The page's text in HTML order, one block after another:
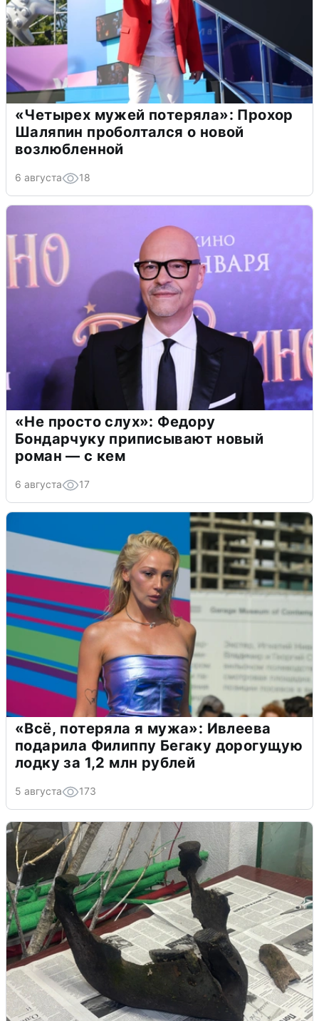
«Четырех мужей потеряла»: Прохор
Шаляпин проболтался о новой
возлюбленной
6 августа 18
«Не просто слух»: Федору
Бондарчуку приписывают новый
роман — с кем
6 августа 17
«Всё, потеряла я мужа»: Ивлеева
подарила Филиппу Бегаку дорогущую
лодку за 1,2 млн рублей
5 августа 173